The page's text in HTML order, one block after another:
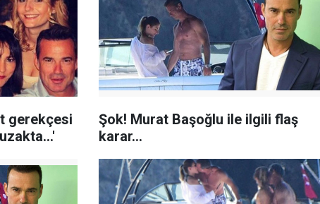
gerekçesi
Şok! Murat Başoğlu ile ilgili flaş
karar...